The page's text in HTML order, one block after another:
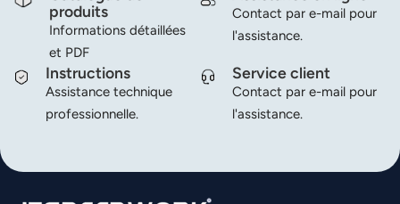
عربي
한국어
Ελληνικά
produits
Informations détaillées
et PDF
Contact par e-mail pour
l'assistance.
Instructions
Assistance technique
professionnelle.
Service client
Contact par e-mail pour
l'assistance.